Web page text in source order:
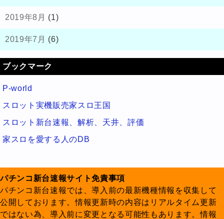
2019年8月 (1)
2019年7月 (6)
ブックマーク
P-world
スロット実機販売家スロ王国
スロット新台速報、解析、天井、評価
家スロを愛する人のDB
パチンコ新台速報サイト免責事項
パチンコ新台速報では、導入前の最新機種情報を収集して
公開しております。情報更新時の内容はリアルタイム更新
ではない為、導入前に変更となる可能性もあります。情報